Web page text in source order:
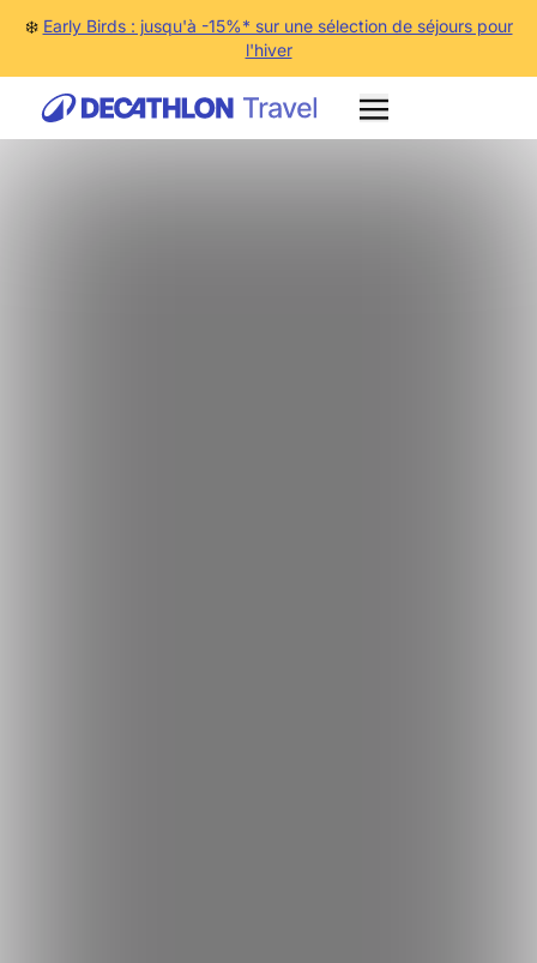
❄️ Early Birds : jusqu'à -15%* sur une sélection de séjours pour
l'hiver